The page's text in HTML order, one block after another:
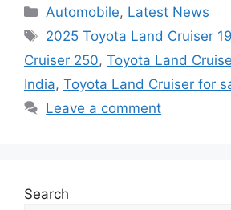
Categories
Automobile, Latest News
Tags
2025 Toyota Land Cruiser
Cruiser 250, Toyota Land
India, Toyota Land Cruiser for
Leave a comment
Search